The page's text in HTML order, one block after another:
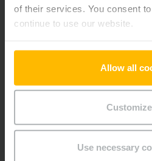
of their services. You consent
continue to use our website.
Allow all
Customize
Use necessary
Batterie Aufarbeitungsjahr
Hubhöhe